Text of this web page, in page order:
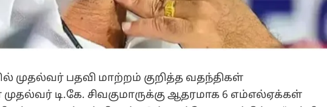
முதல்வர் பதவி மாற்றம் குறித்த வதந்திகள்
டி.கே. சிவகுமாருக்கு ஆதரமாக 6 எம்எல்ஏக்கள்